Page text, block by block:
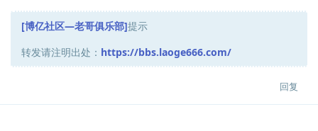
[博亿社区—老哥俱乐部]提示
转发请注明出处： https://bbs.laoge666.com/
回复